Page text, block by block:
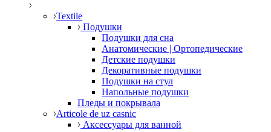
Textile
Подушки
Подушки для сна
Анатомические | Ортопедические
Детские подушки
Декоративные подушки
Подушки на стул
Напольные подушки
Пледы и покрывала
Articole de uz casnic
Аксессуары для ванной